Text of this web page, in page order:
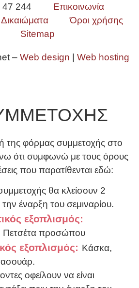
47 244
Επικοινωνία
Όροι χρήσης
Sitemap
– Web design Web hosting
της φόρμας συμμετοχής στο
ότι συμφωνώ με τους όρους
που παρατίθενται εδώ:
θα κλείσουν 2
έναρξη του σεμιναρίου.
εξοπλισμός:
Πετσέτα προσώπου
εξοπλισμός: Κάσκα,
οφείλουν να είναι